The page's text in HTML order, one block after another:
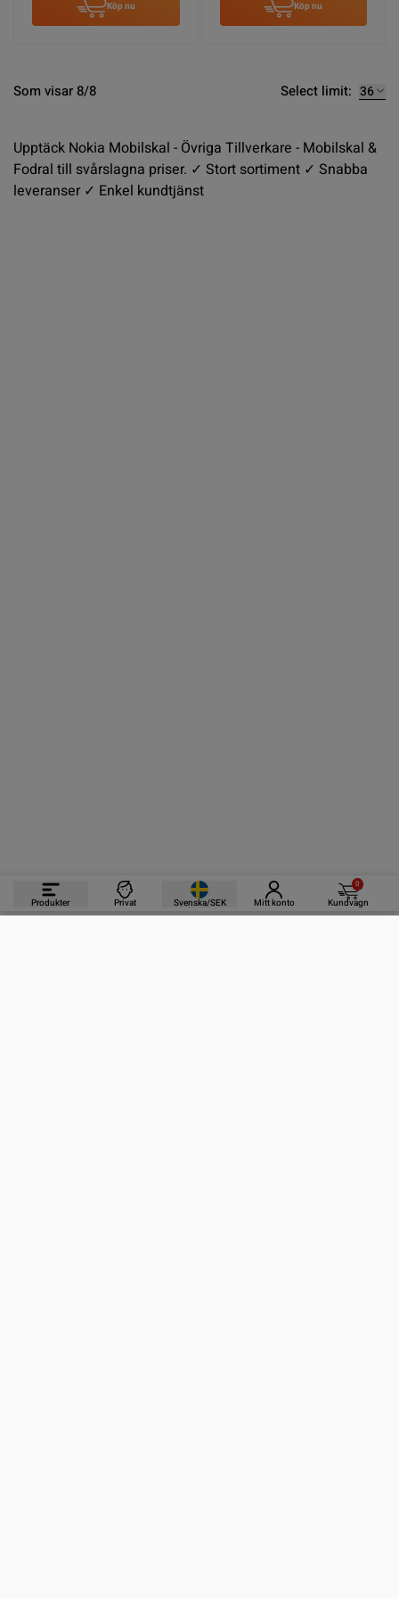
Köp nu Köp nu
Som visar 8/8 Select limit:
Upptäck Nokia Mobilskal - Övriga Tillverkare - Mobilskal &
Fodral till svårslagna priser. ✓ Stort sortiment ✓ Snabba
leveranser ✓ Enkel kundtjänst
Produkter Privat Svenska/SEK Mitt konto
0
Kundvagn